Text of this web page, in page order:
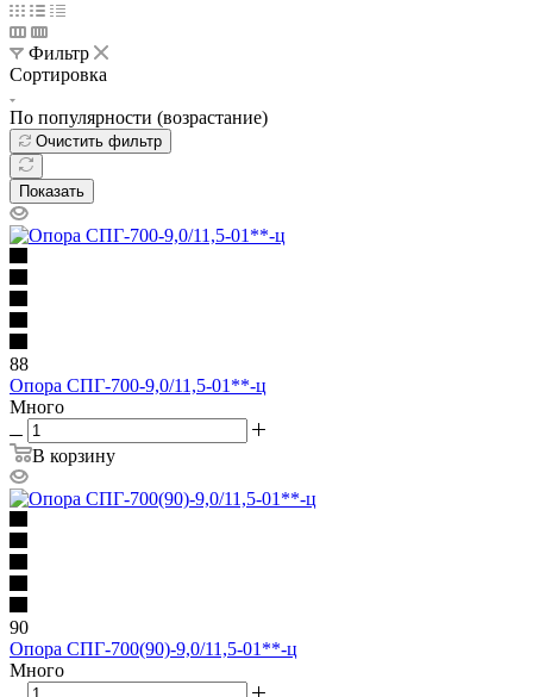
Фильтр
Сортировка
По популярности (возрастание)
Очистить фильтр
Показать
88
Опора СПГ-700-9,0/11,5-01**-ц
Много
В корзину
90
Опора СПГ-700(90)-9,0/11,5-01**-ц
Много